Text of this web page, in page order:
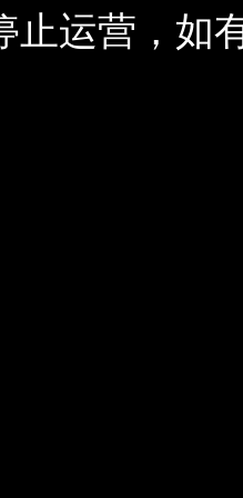
止运营，如